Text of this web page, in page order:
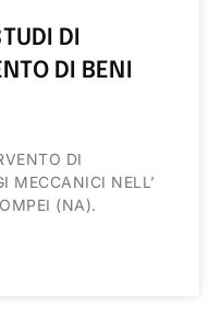
DI
DI BENI
DI
MECCANICI NELL’
(NA).